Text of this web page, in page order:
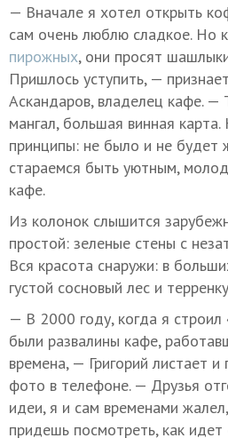
— Вначале я хотел открыть
сам очень люблю сладкое. Но
пирожных, они просят
Пришлось уступить, —
Аскандаров, владелец кафе. —
мангал, большая винная
принципы: не было и не будет
стараемся быть уютным,
кафе.
Из колонок слышится
простой: зеленые стены с
Вся красота снаружи: в
густой сосновый лес и
— В 2000 году, когда я
были развалины кафе,
времена, — Григорий листает
фото в телефоне. — Друзья
идеи, я и сам временами
придешь посмотреть, как идет